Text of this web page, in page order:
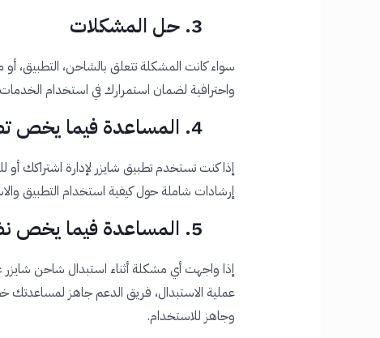
3. حل المشكلات
سواء كانت المشكلة تتعلق بالشاحن، التطبيق،
واحترافية لضمان استمرارك في استخدام
4. المساعدة فيما يخص تطبيق شايزر
إذا كنت تستخدم تطبيق شايزر لإدارة اشتراكك أو
إرشادات شاملة حول كيفية استخدام التطبيق
5. المساعدة فيما يخص نظام تبديل الشاحن
إذا واجهت أي مشكلة أثناء استبدال شاحن شايزر
عملية الاستبدال، فريق الدعم جاهز
وجاهز للاستخدام.